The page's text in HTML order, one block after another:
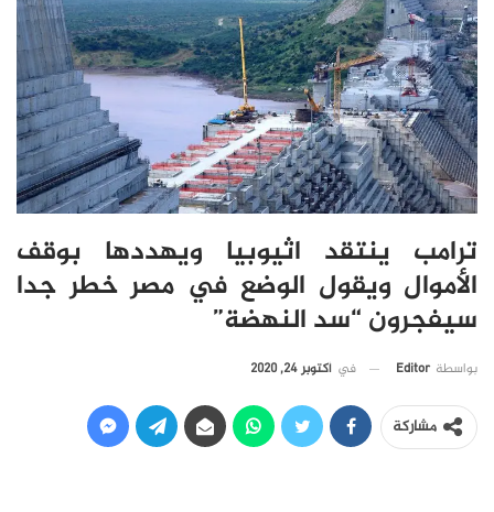
ترامب ينتقد اثيوبيا ويهددها بوقف
الأموال ويقول الوضع في مصر خطر جدا
سيفجرون “سد النهضة”
بواسطة Editor في أكتوبر 24, 2020
مشاركة